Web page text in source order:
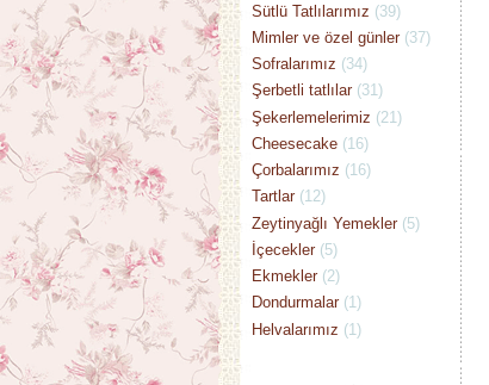
Sütlü Tatlılarımız (39)
Mimler ve özel günler (37)
Sofralarımız (34)
Şerbetli tatlılar (31)
Şekerlemelerimiz (21)
Cheesecake (16)
Çorbalarımız (16)
Tartlar (12)
Zeytinyağlı Yemekler (5)
İçecekler (5)
Ekmekler (2)
Dondurmalar (1)
Helvalarımız (1)